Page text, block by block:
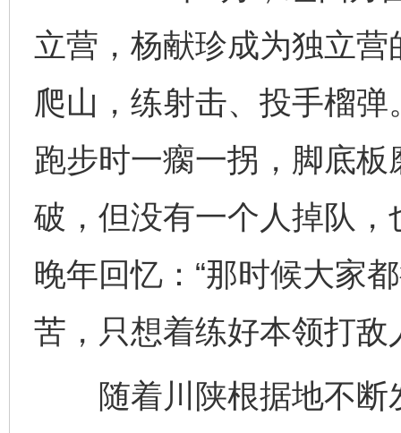
立营，杨献珍成为独立
爬山，练射击、投手榴
跑步时一瘸一拐，脚底
破，但没有一个人掉队
晚年回忆：“那时候大家
苦，只想着练好本领打敌
随着川陕根据地不断